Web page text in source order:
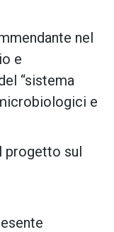
nel
e
“sistema
e
progetto sul